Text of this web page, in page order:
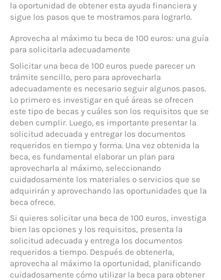
la oportunidad de obtener esta ayuda financiera y
sigue los pasos que te mostramos para lograrlo.
Aprovecha al máximo tu beca de 100 euros: una guía
para solicitarla adecuadamente
Solicitar una beca de 100 euros puede parecer un
trámite sencillo, pero para aprovecharla
adecuadamente es necesario seguir algunos pasos.
Lo primero es investigar en qué áreas se ofrecen
este tipo de becas y cuáles son los requisitos que se
deben cumplir. Luego, es importante presentar la
solicitud adecuada y entregar los documentos
requeridos en tiempo y forma. Una vez obtenida la
beca, es fundamental elaborar un plan para
aprovecharla al máximo, seleccionando
cuidadosamente los materiales o servicios que se
adquirirán y aprovechando las oportunidades que la
beca ofrece.
Si quieres solicitar una beca de 100 euros, investiga
bien las opciones y los requisitos, presenta la
solicitud adecuada y entrega los documentos
requeridos a tiempo. Después de obtenerla,
aprovecha al máximo la oportunidad, planificando
cuidadosamente cómo utilizar la beca para obtener